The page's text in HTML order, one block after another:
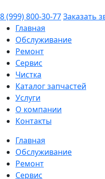
8 (999) 800-30-77Заказать
Главная
Обслуживание
Ремонт
Сервис
Чистка
Каталог запчастей
Услуги
О компании
Контакты
Главная
Обслуживание
Ремонт
Сервис